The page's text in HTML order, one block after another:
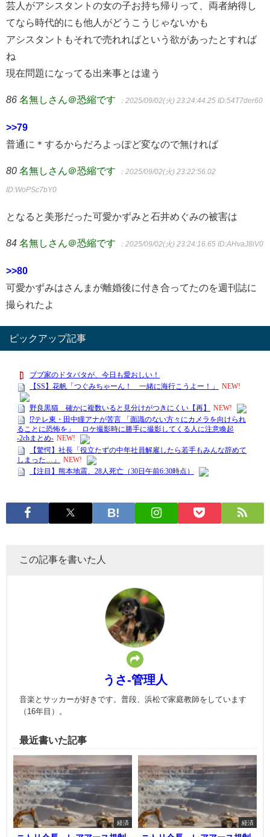
芸人がアシスタントの女の子お持ち帰りって、両者納得し
てなら時代的にも他人がどうこうじゃないかも
アシスタントもそれで売れればという欲があったとすれば
ね
現在問題になってる出来事とは違う
86 名無しさん＠恐縮です ：2025/09/02(火) 23:24:44.25 ID:54T7der60
>>79
普通に＊するからだろよっぽど変なので無ければ
80 名無しさん＠恐縮です ：2025/09/02(火) 23:22:56.02
ID:WoPSc7bY0
となると美形だった可愛かずみと石井めぐみの被害は
84 名無しさん＠恐縮です ：2025/09/02(火) 23:24:16.65 ID:AHvaJ8iV0
>>80
可愛かずみはさんまが離婚後に付き合ってたのを週刊誌に
撮られたよ
ピックアップ記事
この記事を書いた人
うさ-管理人
音楽とサッカーが好きです。普段、浜松で家庭教師をしています
（16年目）。
最近書いた記事
経済 経済